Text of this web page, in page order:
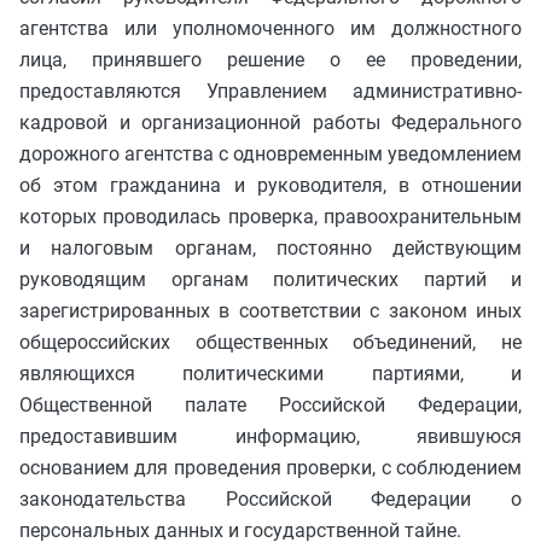
агентства или уполномоченного им должностного
лица, принявшего решение о ее проведении,
предоставляются Управлением административно-
кадровой и организационной работы Федерального
дорожного агентства с одновременным уведомлением
об этом гражданина и руководителя, в отношении
которых проводилась проверка, правоохранительным
и налоговым органам, постоянно действующим
руководящим органам политических партий и
зарегистрированных в соответствии с законом иных
общероссийских общественных объединений, не
являющихся политическими партиями, и
Общественной палате Российской Федерации,
предоставившим информацию, явившуюся
основанием для проведения проверки, с соблюдением
законодательства Российской Федерации о
персональных данных и государственной тайне.